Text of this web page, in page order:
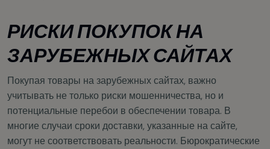
РИСКИ ПОКУПОК НА
ЗАРУБЕЖНЫХ САЙТАХ
Покупая товары на зарубежных сайтах, важно
учитывать не только риски мошенничества, но и
потенциальные перебои в обеспечении товара. В
многие случаи сроки доставки, указанные на сайте,
могут не соответствовать реальности. Бюрократические